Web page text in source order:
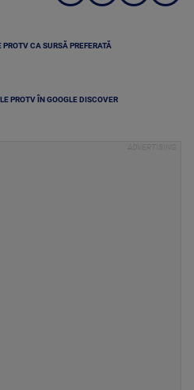
CA SURSĂ PREFERATĂ
PROTV ÎN GOOGLE DISCOVER